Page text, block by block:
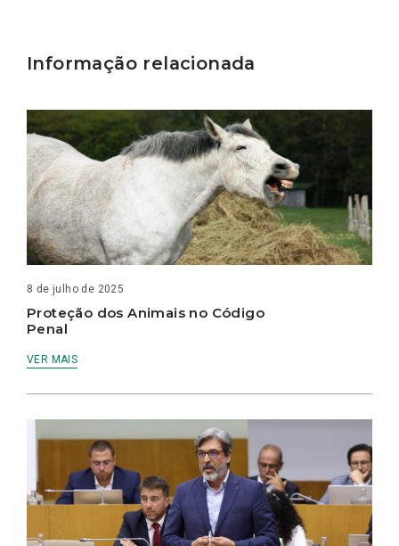
Informação relacionada
8 de julho de 2025
Proteção dos Animais no Código
Penal
VER MAIS